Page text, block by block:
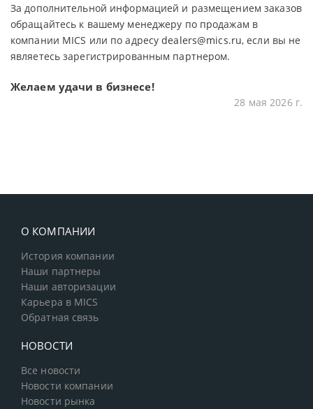
За дополнительной информацией и размещением заказов
обращайтесь к вашему менеджеру по продажам в
компании MICS или по адресуdealers@mics.ru, если вы не
являетесь зарегистрированным партнером.
Желаем удачи в бизнесе!
28 мая 2026 г.
О КОМПАНИИ
История компании
Наши партнеры
Наши авторизации
Карьера в MICS
Обратная связь
НОВОСТИ
Все новости
Новости компании
Новости рынка